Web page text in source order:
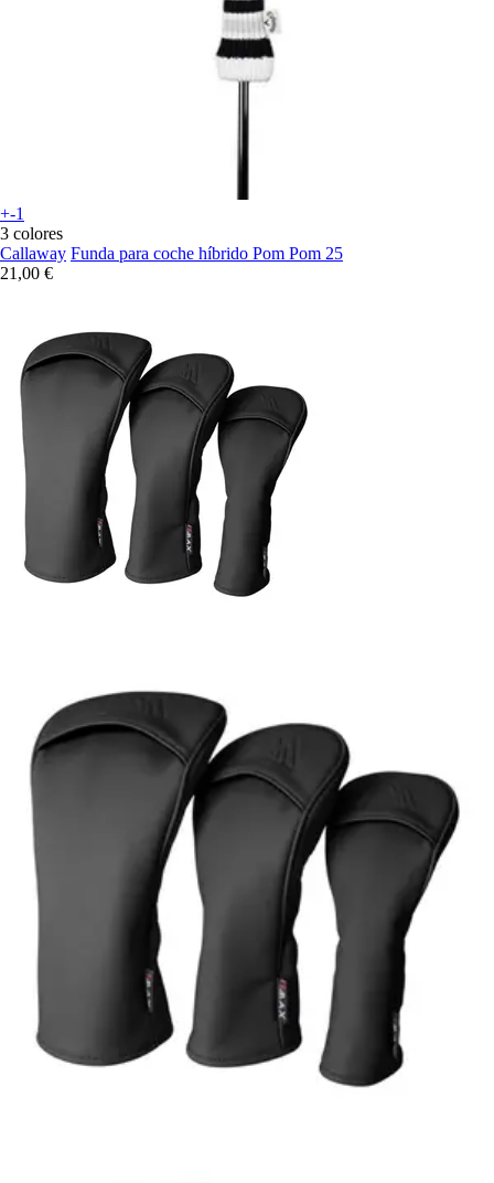
+-1
3 colores
Callaway Funda para coche híbrido Pom Pom 25
21,00 €